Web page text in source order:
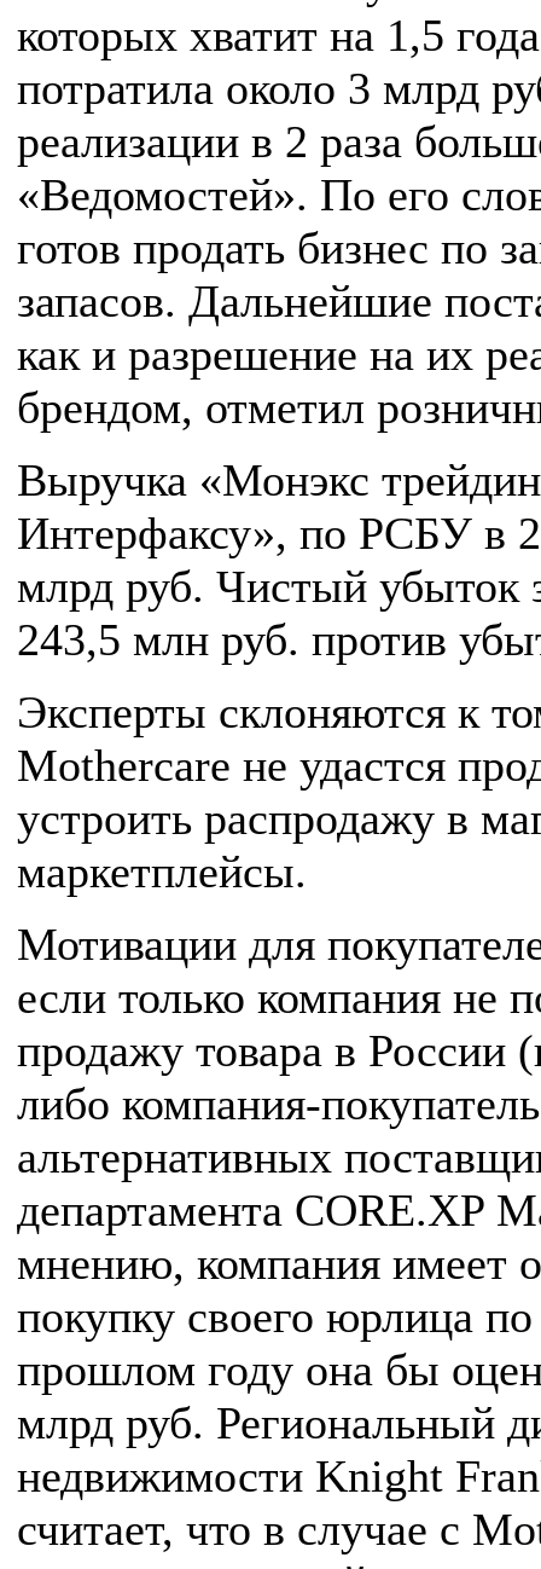
которых хватит на 1,5
потратила около 3 млрд
реализации в 2 раза
«Ведомостей». По его
готов продать бизнес по
запасов. Дальнейшие
как и разрешение на их
брендом, отметил
Выручка «Монэкс
Интерфаксу», по РСБУ в
млрд руб. Чистый убыток
243,5 млн руб. против
Эксперты склоняются к
Mothercare не удастся
устроить распродажу в
маркетплейсы.
Мотивации для
если только компания не
продажу товара в России
либо компания-
альтернативных
департамента CORE.XP
мнению, компания имеет
покупку своего юрлица
прошлом году она бы
млрд руб. Региональный
недвижимости Knight
считает, что в случае с